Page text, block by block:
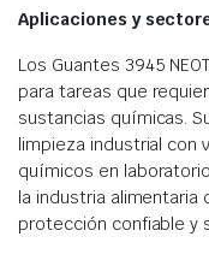
Aplicaciones y
Los Guantes 3945
para tareas que
sustancias químicas.
limpieza industrial con
químicos en
la industria alimentaria
protección confiable y